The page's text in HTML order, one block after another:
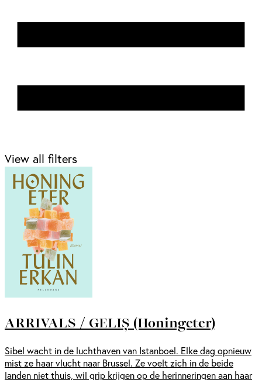
View all filters
ARRIVALS / GELIȘ (Honingeter)
Sibel wacht in de luchthaven van Istanboel. Elke dag opnieuw
mist ze haar vlucht naar Brussel. Ze voelt zich in de beide
landen niet thuis, wil grip krijgen op de herinneringen aan haar